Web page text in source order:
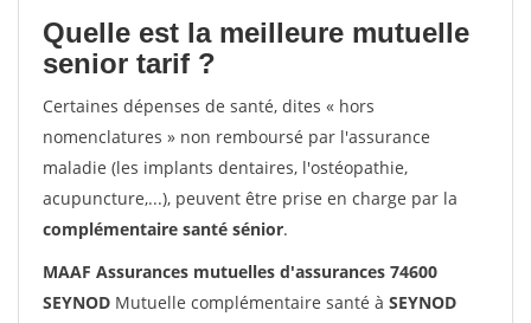
Quelle est la meilleure mutuelle
senior tarif ?
Certaines dépenses de santé, dites « hors
nomenclatures » non remboursé par l'assurance
maladie (les implants dentaires, l'ostéopathie,
acupuncture,...), peuvent être prise en charge par la
complémentaire santé sénior.
MAAF Assurances mutuelles d'assurances 74600
SEYNOD Mutuelle complémentaire santé à SEYNOD